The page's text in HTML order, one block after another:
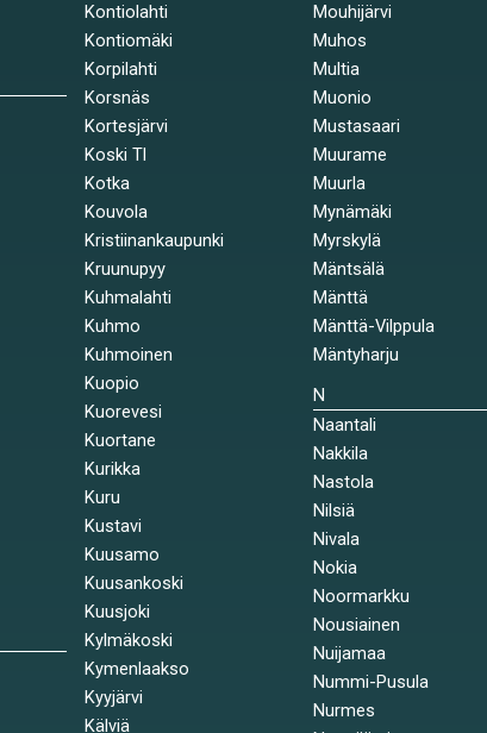
Kontiolahti
Kontiomäki
Korpilahti
Korsnäs
Kortesjärvi
Koski Tl
Kotka
Kouvola
Kristiinankaupunki
Kruunupyy
Kuhmalahti
Kuhmo
Kuhmoinen
Kuopio
Kuorevesi
Kuortane
Kurikka
Kuru
Kustavi
Kuusamo
Kuusankoski
Kuusjoki
Kylmäkoski
Kymenlaakso
Kyyjärvi
Kälviä
Mouhijärvi
Muhos
Multia
Muonio
Mustasaari
Muurame
Muurla
Mynämäki
Myrskylä
Mäntsälä
Mänttä
Mänttä-Vilppula
Mäntyharju
N
Naantali
Nakkila
Nastola
Nilsiä
Nivala
Nokia
Noormarkku
Nousiainen
Nuijamaa
Nummi-Pusula
Nurmes